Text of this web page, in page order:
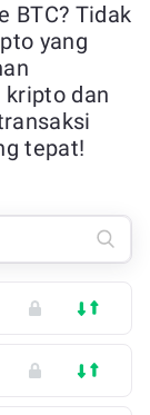
BTC? Tidak
yang
dan
tepat!